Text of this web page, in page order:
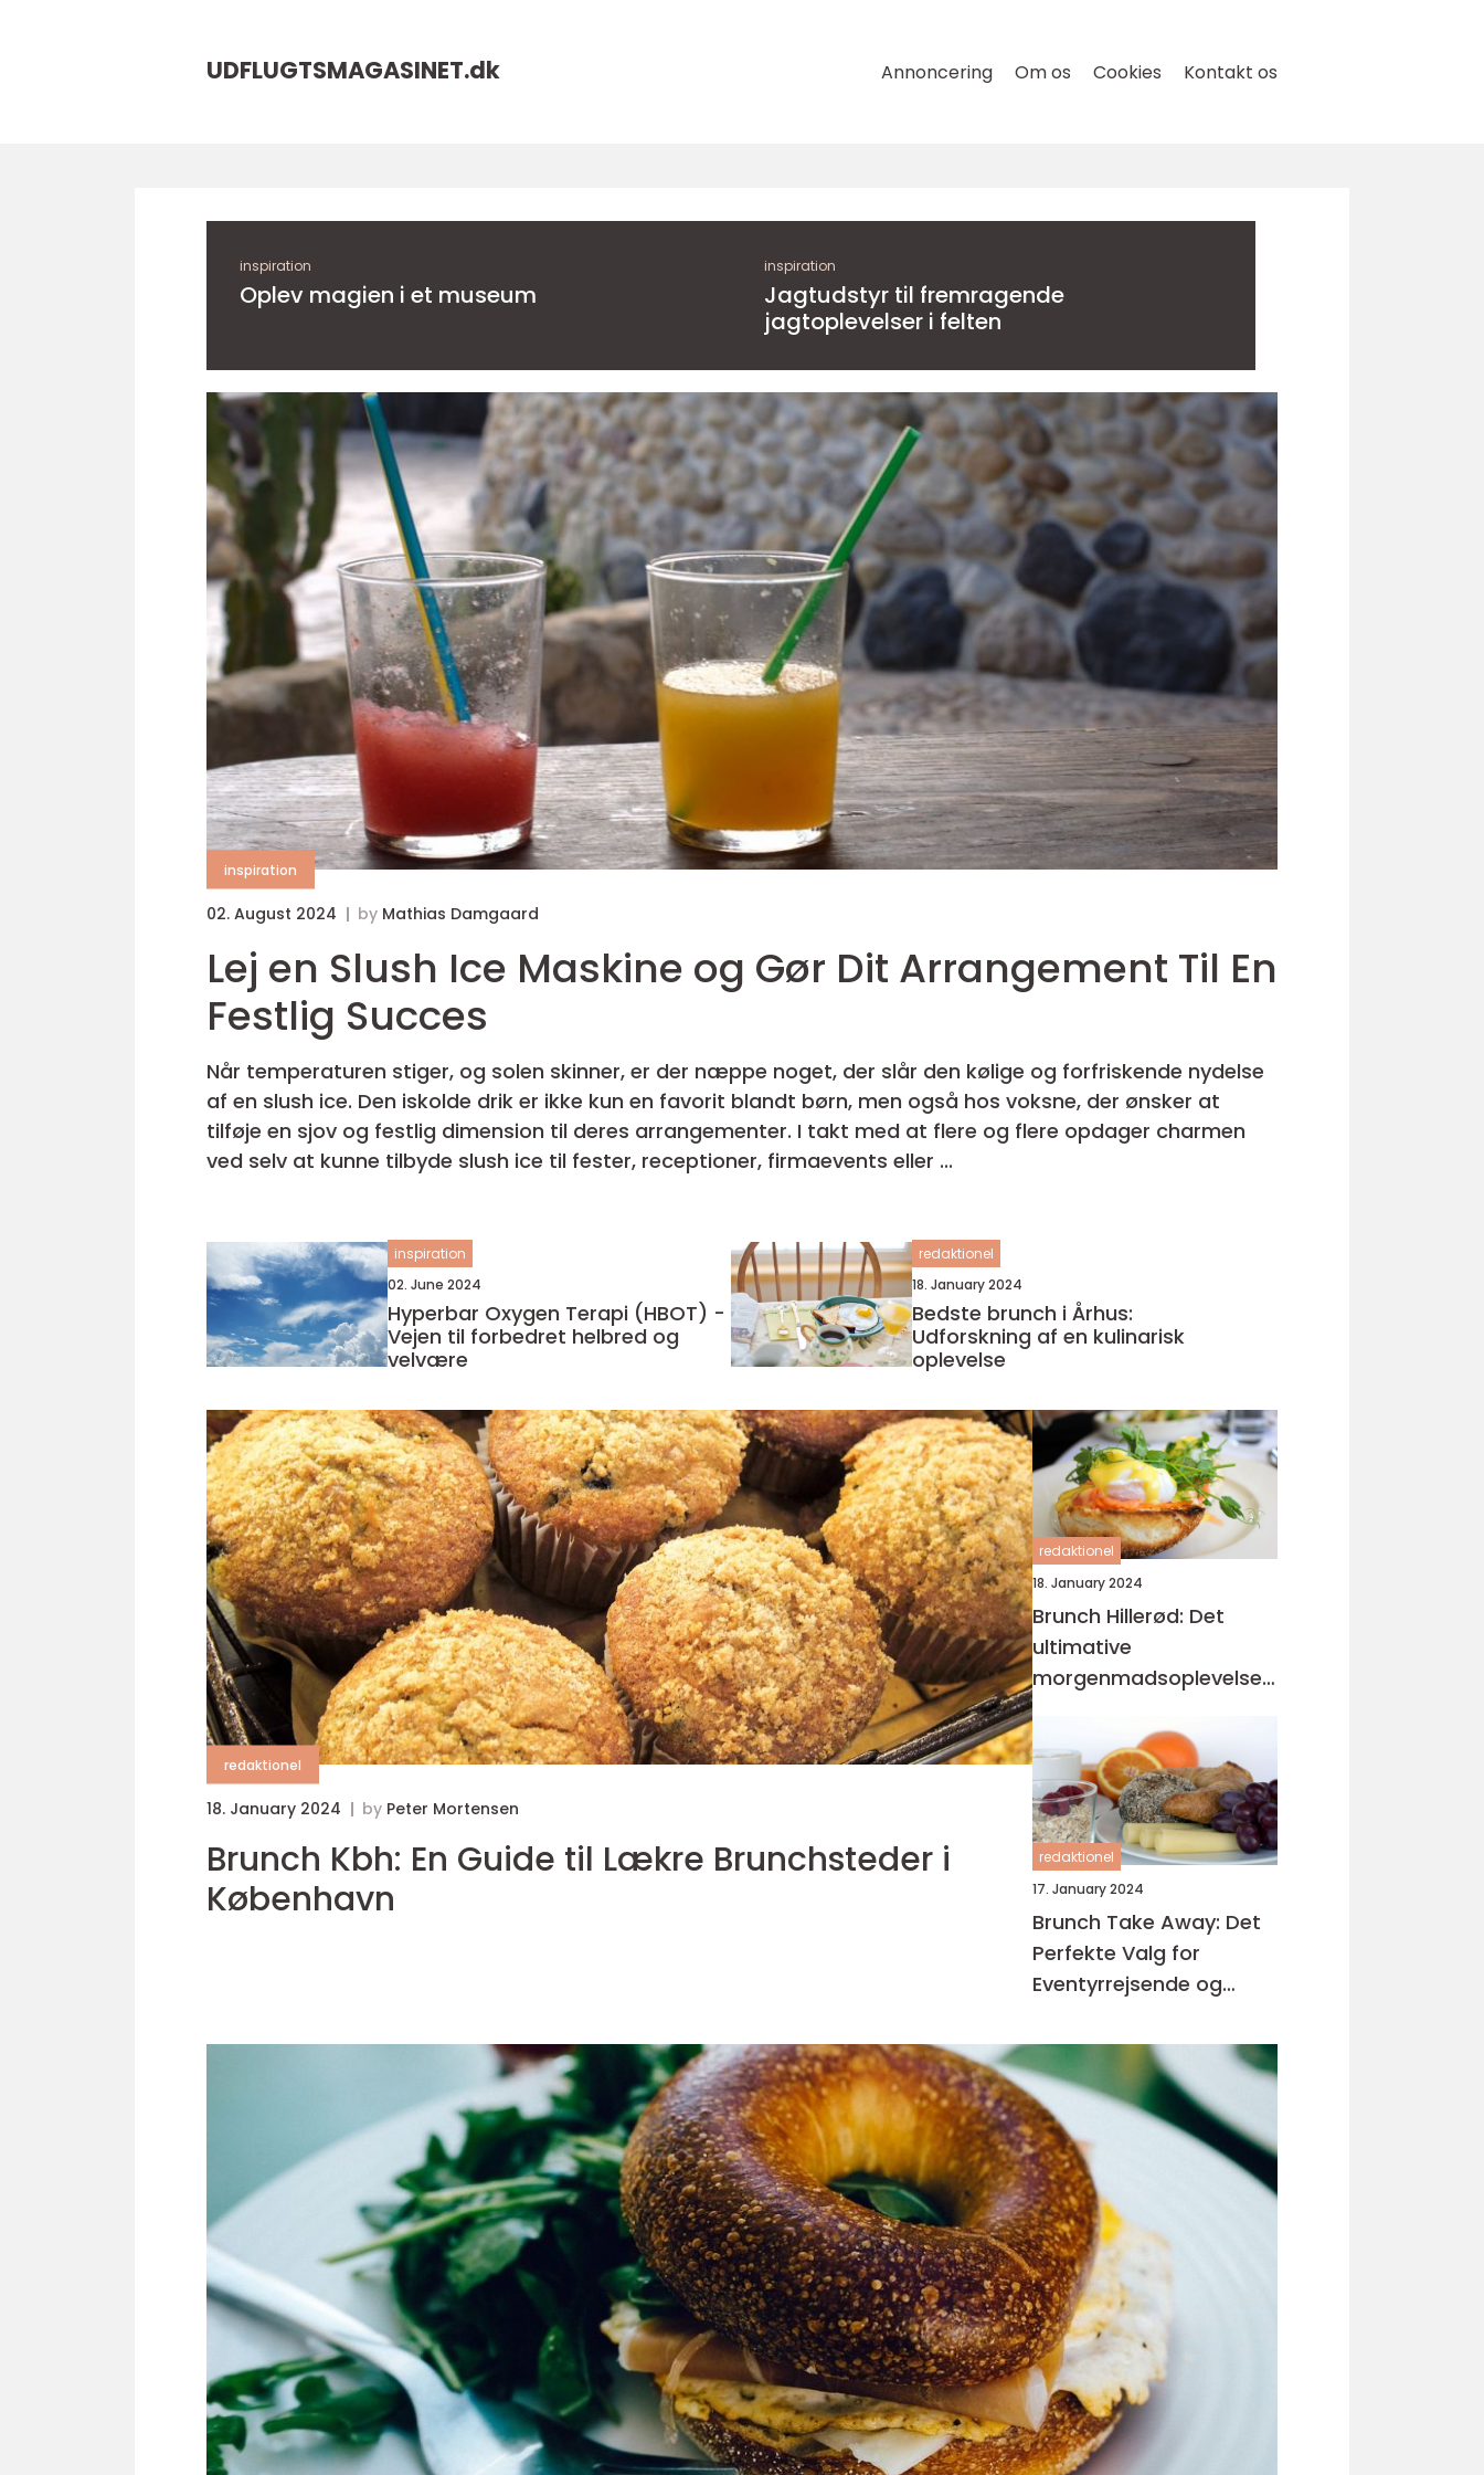
UDFLUGTSMAGASINET.dk Annoncering Om os Cookies Kontakt os
inspiration
Oplev magien i et museum
inspiration
Jagtudstyr til fremragende
jagtoplevelser i felten
inspiration
02. August 2024 by Mathias Damgaard
Lej en Slush Ice Maskine og Gør Dit Arrangement Til En
Festlig Succes
Når temperaturen stiger, og solen skinner, er der næppe noget, der slår den kølige og forfriskende nydelse
af en slush ice. Den iskolde drik er ikke kun en favorit blandt børn, men også hos voksne, der ønsker at
tilføje en sjov og festlig dimension til deres arrangementer. I takt med at flere og flere opdager charmen
ved selv at kunne tilbyde slush ice til fester, receptioner, firmaevents eller ...
inspiration
02. June 2024
Hyperbar Oxygen Terapi (HBOT) -
Vejen til forbedret helbred og
velvære
redaktionel
18. January 2024
Bedste brunch i Århus:
Udforskning af en kulinarisk
oplevelse
redaktionel
18. January 2024 by Peter Mortensen
Brunch Kbh: En Guide til Lækre Brunchsteder i
København
redaktionel
18. January 2024
Brunch Hillerød: Det
ultimative
morgenmadsoplevelse
backpackere
redaktionel
17. January 2024
Brunch Take Away: Det
Perfekte Valg for
Eventyrrejsende og